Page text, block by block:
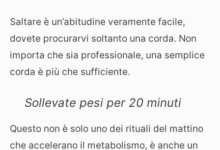
Saltare è un’abitudine veramente facile,
dovete procurarvi soltanto una corda. Non
importa che sia professionale, una semplice
corda è più che sufficiente.
Sollevate pesi per 20 minuti
Questo non è solo uno dei rituali del mattino
che accelerano il metabolismo, è anche un